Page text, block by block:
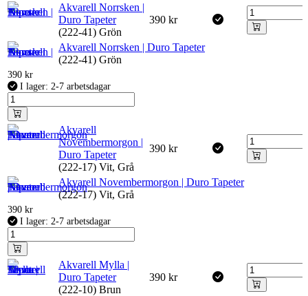
Akvarell Norrsken |
Duro Tapeter
(222-41) Grön
390 kr
Akvarell Norrsken | Duro Tapeter
(222-41) Grön
390 kr
I lager: 2-7 arbetsdagar
Akvarell
Novembermorgon |
Duro Tapeter
(222-17) Vit, Grå
390 kr
Akvarell Novembermorgon | Duro Tapeter
(222-17) Vit, Grå
390 kr
I lager: 2-7 arbetsdagar
Akvarell Mylla |
Duro Tapeter
(222-10) Brun
390 kr